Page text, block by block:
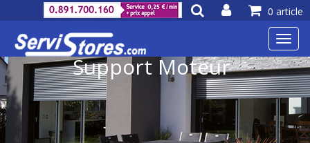
0 article
Support Moteur